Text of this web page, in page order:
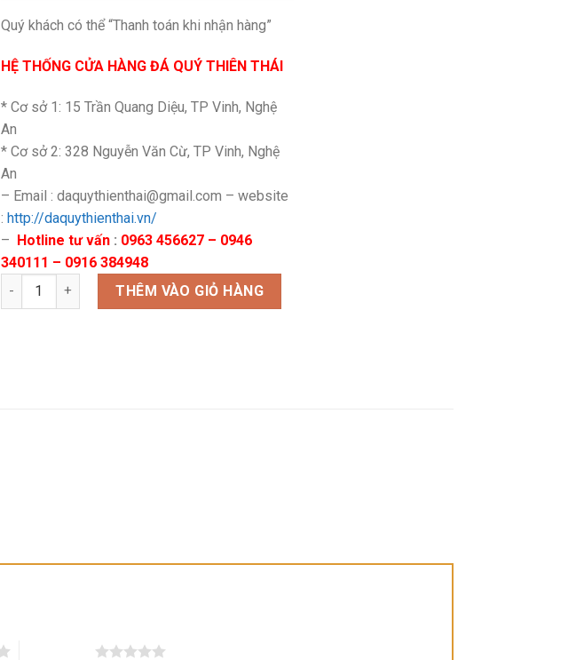
Quý khách có thể “Thanh toán khi nhận hàng”
HỆ THỐNG CỬA HÀNG ĐÁ QUÝ THIÊN THÁI
* Cơ sở 1: 15 Trần Quang Diệu, TP Vinh, Nghệ
An
* Cơ sở 2: 328 Nguyễn Văn Cừ, TP Vinh, Nghệ
An
– Email : daquythienthai@gmail.com – website
: http://daquythienthai.vn/
– Hotline tư vấn : 0963 456627 – 0946
340111 – 0916 384948
Bi lăn tay núi lửa số lượngTHÊM VÀO GIỎ HÀNG